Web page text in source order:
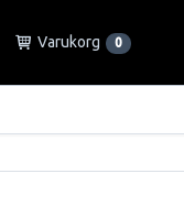
Varukorg 0